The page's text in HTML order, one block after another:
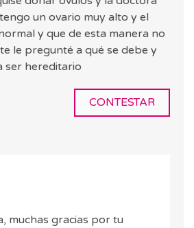
un ovario muy alto y el
y que de esta manera no
le pregunté a qué se debe y
ser hereditario
CONTESTAR
muchas gracias por tu